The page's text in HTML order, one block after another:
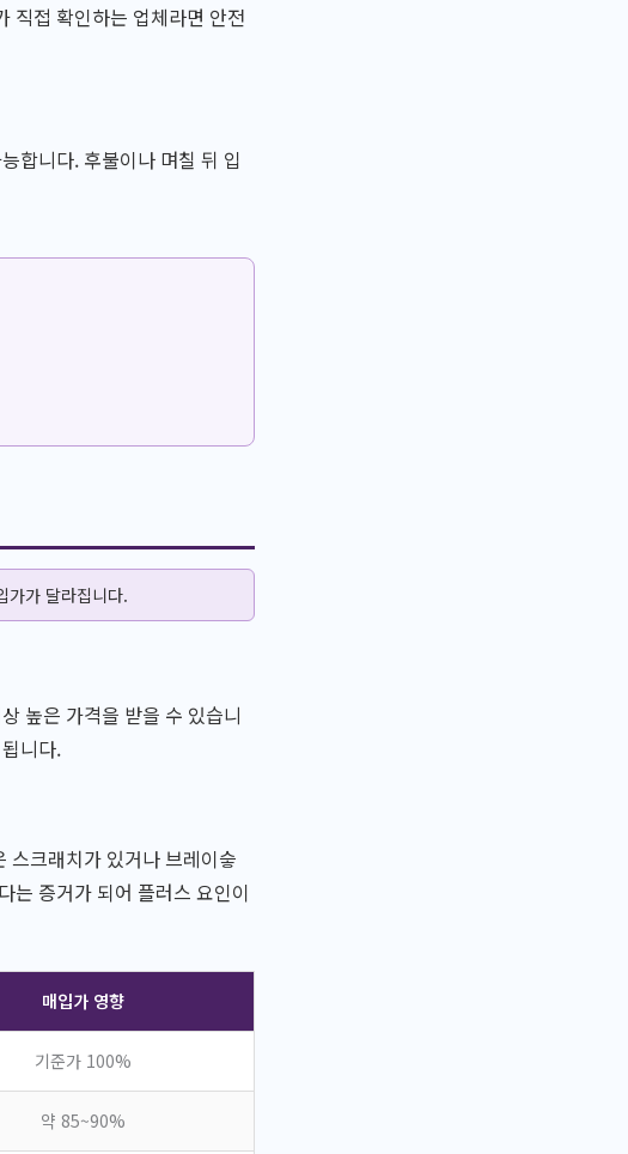
직접 확인하는 업체라면 안전
합니다. 후불이나 며칠 뒤 입
가가 달라집니다.
높은 가격을 받을 수 있습니
니다.
스크래치가 있거나 브레이슿
는 증거가 되어 플러스 요인이
매입가 영향
기준가 100%
약 85~90%